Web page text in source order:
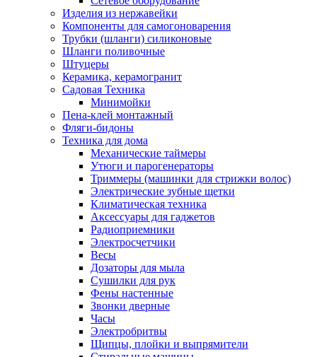
Изделия из нержавейки
Компоненты для самогоноварения
Трубки (шланги) силиконовые
Шланги поливочные
Штуцеры
Керамика, керамогранит
Садовая Техника
Минимойки
Пена-клей монтажный
Фляги-бидоны
Техника для дома
Механические таймеры
Утюги и парогенераторы
Триммеры (машинки для стрижки волос)
Электрические зубные щетки
Климатическая техника
Аксессуары для гаджетов
Радиоприемники
Электросчетчики
Весы
Дозаторы для мыла
Сушилки для рук
Фены настенные
Звонки дверные
Часы
Электробритвы
Щипцы, плойки и выпрямители